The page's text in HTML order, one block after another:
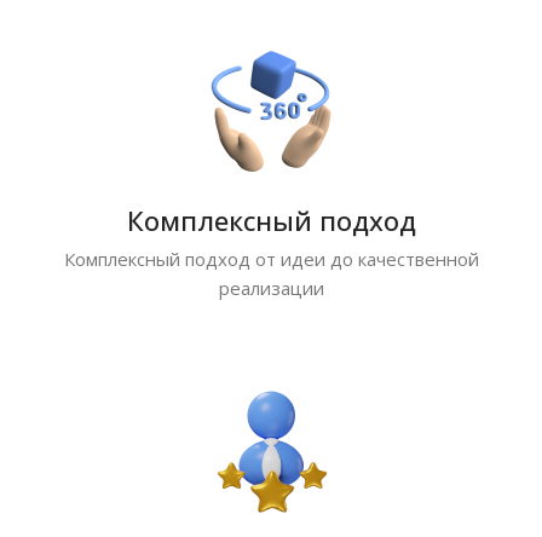
Комплексный подход
Комплексный подход от идеи до качественной
реализации